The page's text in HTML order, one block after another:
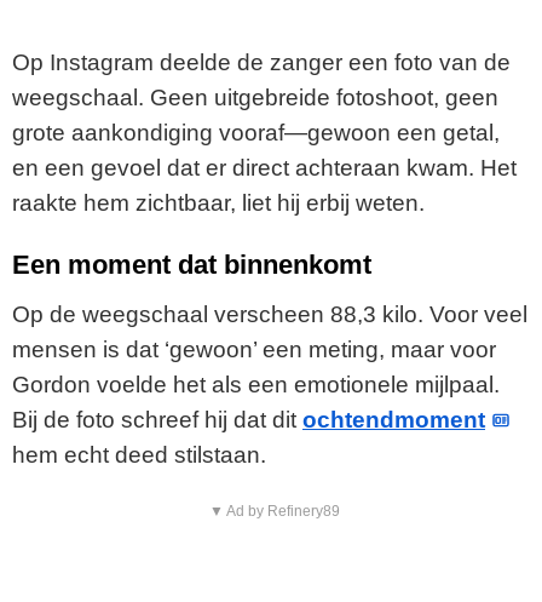
Op Instagram deelde de zanger een foto van de
weegschaal. Geen uitgebreide fotoshoot, geen
grote aankondiging vooraf—gewoon een getal,
en een gevoel dat er direct achteraan kwam. Het
raakte hem zichtbaar, liet hij erbij weten.
Een moment dat binnenkomt
Op de weegschaal verscheen 88,3 kilo. Voor veel
mensen is dat ‘gewoon’ een meting, maar voor
Gordon voelde het als een emotionele mijlpaal.
Bij de foto schreef hij dat dit ochtendmoment
hem echt deed stilstaan.
▼ Ad by Refinery89